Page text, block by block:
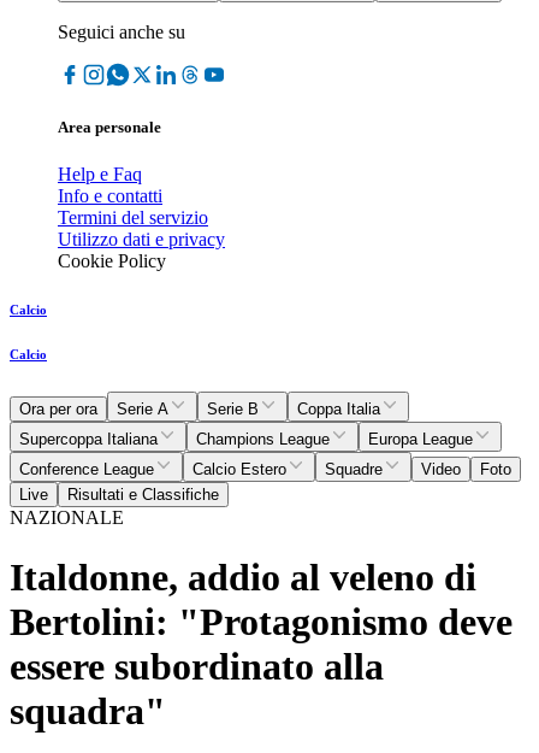
Seguici anche su
Area personale
Help e Faq
Info e contatti
Termini del servizio
Utilizzo dati e privacy
Cookie Policy
Calcio
Calcio
Ora per ora Serie A Serie B
Coppa Italia
Supercoppa Italiana
Champions League
Europa League
Conference League
Calcio Estero Squadre Video
Foto
Live
Risultati e Classifiche
NAZIONALE
Italdonne, addio al veleno di
Bertolini: "Protagonismo deve
essere subordinato alla
squadra"